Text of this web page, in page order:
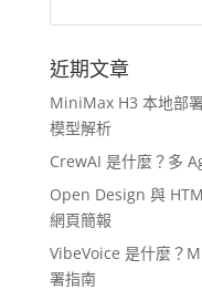
近期文章
MiniMax H3 本地部
模型解析
CrewAI 是什麼？多
Open Design 與
網頁簡報
VibeVoice 是什麼？
署指南